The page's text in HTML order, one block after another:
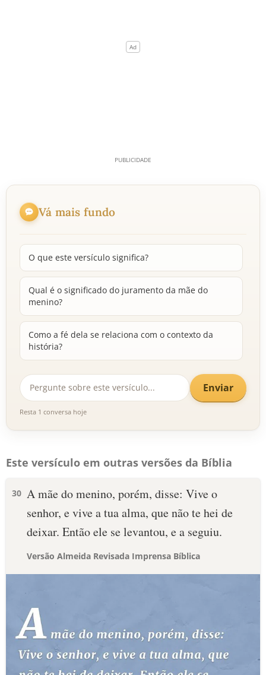
Vá mais fundo
O que este versículo significa?
Qual é o significado do juramento da mãe do
menino?
Como a fé dela se relaciona com o contexto da
história?
Enviar
Resta 1 conversa hoje
Este versículo em outras versões da Bíblia
30 A mãe do menino, porém, disse: Vive o
senhor, e vive a tua alma, que não te hei de
deixar. Então ele se levantou, e a seguiu.
Versão Almeida Revisada Imprensa Bíblica